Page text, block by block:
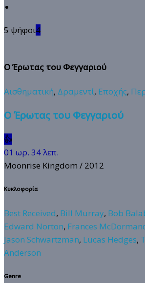
5 ψήφοι4
Ο Έρωτας του Φεγγαριού
Αισθηματική, Δραμεντί, Εποχής,
Ο Έρωτας του Φεγγαριού
👍
01 ωρ. 34 λεπ.
Moonrise Kingdom / 2012
Κυκλοφορία
Best Received, Bill Murray, Bob
Edward Norton, Frances
Jason Schwartzman, Lucas Hedges,
Anderson
Genre